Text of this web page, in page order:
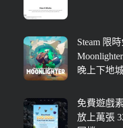
Steam 限
晚上下地
免費遊戲
放上萬張